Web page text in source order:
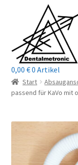
Navigation
springen
springen
Home
Mein Konto / Login
0,00 €0 Artikel
Start
passend für KaVo mit